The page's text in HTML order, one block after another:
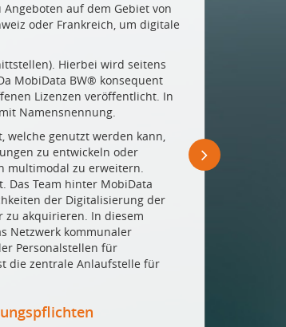
auf dem Gebiet von
oder Frankreich, um digitale
Hierbei wird seitens
MobiData BW® konsequent
Lizenzen veröffentlicht. In
Namensnennung.
genutzt werden kann,
zu entwickeln oder
multimodal zu erweitern.
Das Team hinter MobiData
der Digitalisierung der
zu akquirieren. In diesem
Netzwerk kommunaler
Personalstellen für
die zentrale Anlaufstelle für